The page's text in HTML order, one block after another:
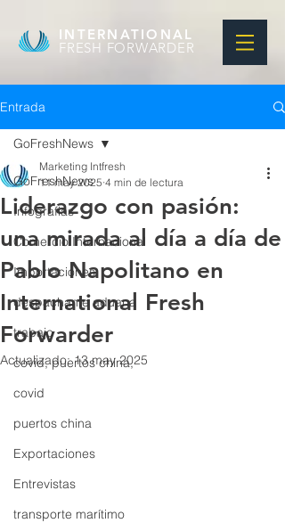
INTERNATIONAL
FRESH FORWARDER
Entrada
GoFreshNews
Infografias
Comercio Internacional
Importaciones
despachante aduana
trabajo
covid, puertos china,
covid
puertos china
Exportaciones
Entrevistas
transporte marítimo
GoFreshNews
Liderazgo con pasión:
una mirada al día a día de
Pablo Napolitano en
International Fresh
Forwarder
Marketing Intfresh
11 may 2025 4 min de lectura
Actualizado:13 may 2025